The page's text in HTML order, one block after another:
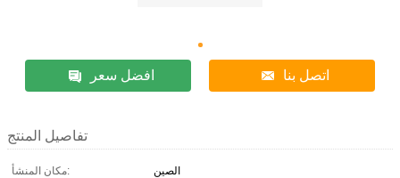
افضل سعر اتصل بنا
تفاصيل المنتج
مكان المنشأ:
الصين